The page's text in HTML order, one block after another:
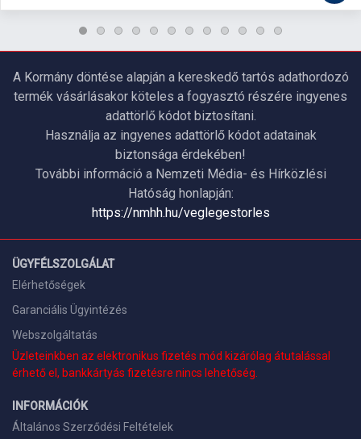
A Kormány döntése alapján a kereskedő tartós adathordozó
termék vásárlásakor köteles a fogyasztó részére ingyenes
adattörlő kódot biztosítani.
Használja az ingyenes adattörlő kódot adatainak
biztonsága érdekében!
További információ a Nemzeti Média- és Hírközlési
Hatóság honlapján:
https://nmhh.hu/veglegestorles
ÜGYFÉLSZOLGÁLAT
Elérhetőségek
Garanciális Ügyintézés
Webszolgáltatás
Üzleteinkben az elektronikus fizetés mód kizárólag átutalással
érhető el, bankkártyás fizetésre nincs lehetőség.
INFORMÁCIÓK
Általános Szerződési Feltételek